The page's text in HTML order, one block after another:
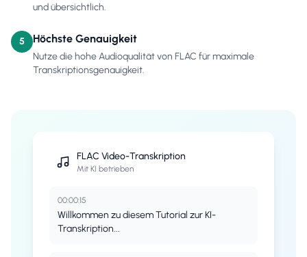
und übersichtlich.
5 Höchste Genauigkeit
Nutze die hohe Audioqualität von FLAC für maximale
Transkriptionsgenauigkeit.
FLAC Video-Transkription
Mit KI betrieben
00:00:15
Willkommen zu diesem Tutorial zur KI-
Transkription...